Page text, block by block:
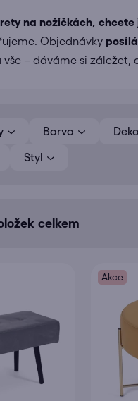
na nožičkách, chcete
Objednávky
– dáváme si záležet,
celkem
Barva
Styl
Akce